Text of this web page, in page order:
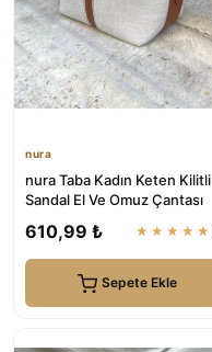
nura
nura Taba Kadın Keten Kilitli
Sandal El Ve Omuz Çantası
610,99 ₺ ★★★★★
Sepete Ekle